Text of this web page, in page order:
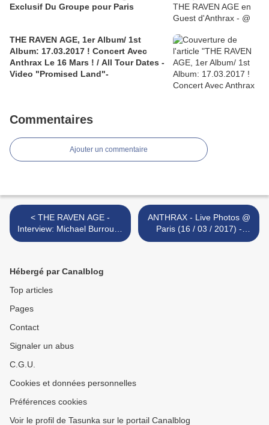
Exclusif Du Groupe pour Paris
THE RAVEN AGE, 1er Album/ 1st
Album: 17.03.2017 ! Concert Avec
Anthrax Le 16 Mars ! / All Tour Dates -
Video "Promised Land"-
Commentaires
Ajouter un commentaire
< THE RAVEN AGE -
Interview: Michael Burrough
(V) - Photo Session:
ANTHRAX - Live Photos @
Paris (16 / 03 / 2017) -
'Among The Kings' Tour >
Hébergé par Canalblog
Top articles
Pages
Contact
Signaler un abus
C.G.U.
Cookies et données personnelles
Préférences cookies
Voir le profil de Tasunka sur le portail Canalblog